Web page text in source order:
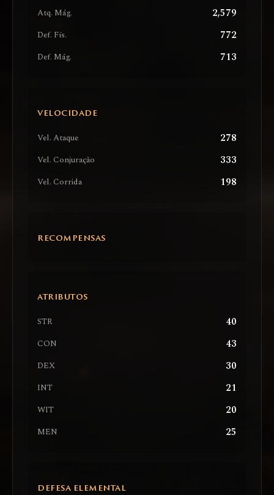
Atq. Mág. 2,579
Def. Fís. 772
Def. Mág. 713
VELOCIDADE
Vel. Ataque 278
Vel. Conjuração 333
Vel. Corrida 198
RECOMPENSAS
ATRIBUTOS
STR 40
CON 43
DEX 30
INT 21
WIT 20
MEN 25
DEFESA ELEMENTAL